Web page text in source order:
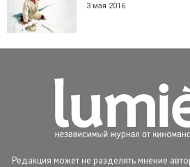
3 мая 2016
Редакция может не разделять мнение